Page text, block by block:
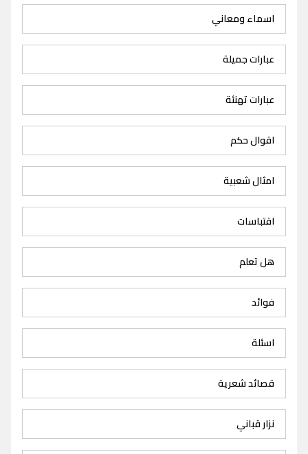
اسماء ومعاني
عبارات جميلة
عبارات تهنئة
اقوال حكم
امثال شعبية
اقتباسات
هل تعلم
فوائد
اسئلة
قصائد شعرية
نزار قباني